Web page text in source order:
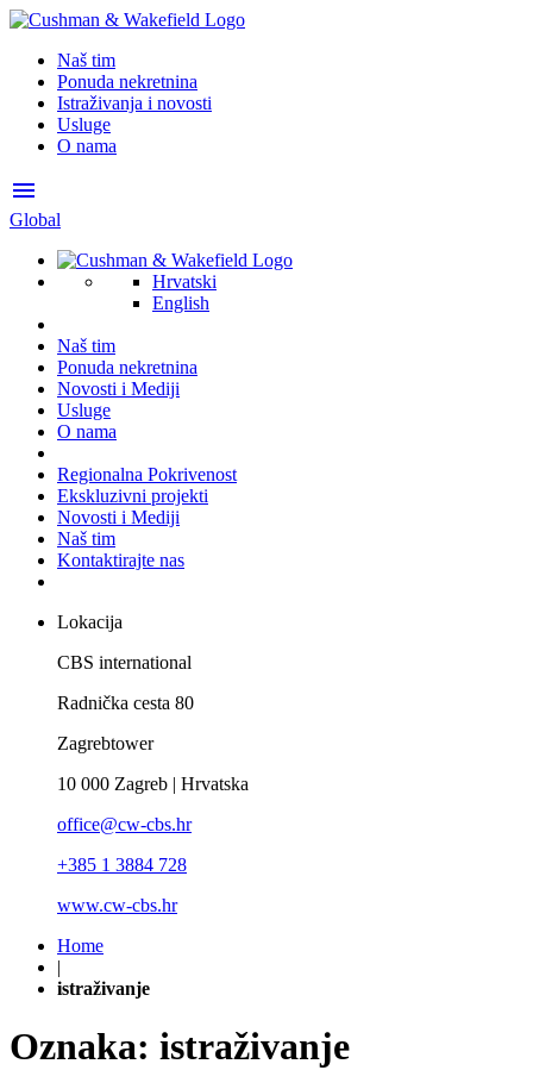
Naš tim
Ponuda nekretnina
Istraživanja i novosti
Usluge
O nama
menu
Global
Hrvatski
English
Naš tim
Ponuda nekretnina
Novosti i Mediji
Usluge
O nama
Regionalna Pokrivenost
Ekskluzivni projekti
Novosti i Mediji
Naš tim
Kontaktirajte nas
Lokacija
CBS international
Radnička cesta 80
Zagrebtower
10 000 Zagreb | Hrvatska
office@cw-cbs.hr
+385 1 3884 728
www.cw-cbs.hr
Home
|
istraživanje
Oznaka: istraživanje